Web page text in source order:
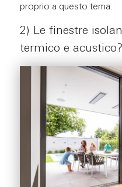
proprio a questo tema.
2) Le finestre
termico e acustico?